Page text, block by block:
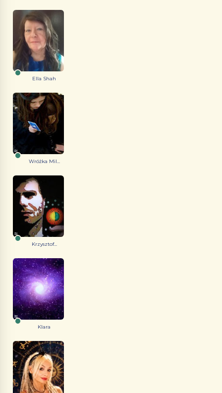
Ella Shah
Wróżka Mil...
Krzysztof...
Klara